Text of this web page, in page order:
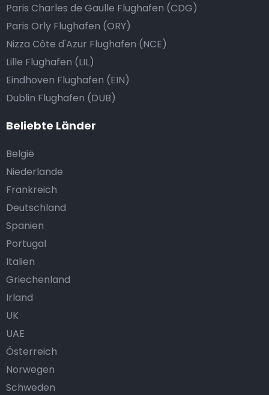
Paris Charles de Gaulle Flughafen (CDG)
Paris Orly Flughafen (ORY)
Nizza Côte d'Azur Flughafen (NCE)
Lille Flughafen (LIL)
Eindhoven Flughafen (EIN)
Dublin Flughafen (DUB)
Beliebte Länder
België
Niederlande
Frankreich
Deutschland
Spanien
Portugal
Italien
Griechenland
Irland
UK
UAE
Österreich
Norwegen
Schweden